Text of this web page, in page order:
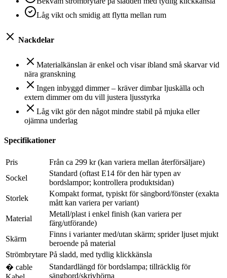
Låg vikt och smidig att flytta mellan rum
Nackdelar
Materialkänslan är enkel och visar ibland små skarvar vid
nära granskning
Ingen inbyggd dimmer – kräver dimbar ljuskälla och
extern dimmer om du vill justera ljusstyrka
Låg vikt gör den något mindre stabil på mjuka eller
ojämna underlag
Specifikationer
Pris
Från ca 299 kr (kan variera mellan återförsäljare)
Sockel
Standard (oftast E14 för den här typen av
bordslampor; kontrollera produktsidan)
Storlek
Kompakt format, typiskt för sängbord/fönster (exakta
mått kan variera per variant)
Material
Metall/plast i enkel finish (kan variera per
färg/utförande)
Skärm
Finns i varianter med/utan skärm; sprider ljuset mjukt
beroende på material
Strömbrytare På sladd, med tydlig klickkänsla
� cable
Standardlängd för bordslampa; tillräcklig för
sängbord/skrivhörna